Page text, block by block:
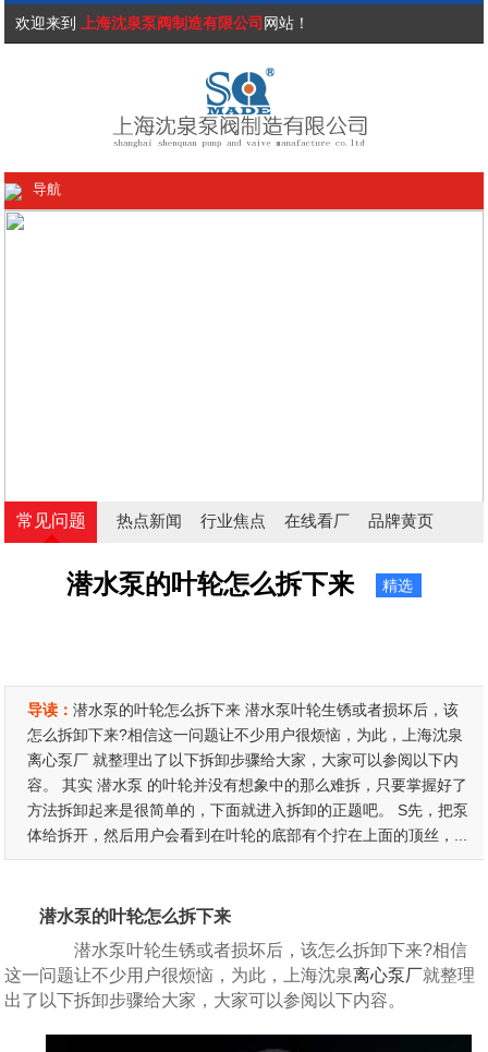
欢迎来到 上海沈泉泵阀制造有限公司 网站！
导航
常见问题 热点新闻 行业焦点 在线看厂 品牌黄页
潜水泵的叶轮怎么拆下来 精选
导读：潜水泵的叶轮怎么拆下来 潜水泵叶轮生锈或者损坏后，该
怎么拆卸下来?相信这一问题让不少用户很烦恼，为此，上海沈泉
离心泵厂 就整理出了以下拆卸步骤给大家，大家可以参阅以下内
容。 其实 潜水泵 的叶轮并没有想象中的那么难拆，只要掌握好了
方法拆卸起来是很简单的，下面就进入拆卸的正题吧。 S先，把泵
体给拆开，然后用户会看到在叶轮的底部有个拧在上面的顶丝，...
潜水泵的叶轮怎么拆下来
潜水泵叶轮生锈或者损坏后，该怎么拆卸下来?相信
这一问题让不少用户很烦恼，为此，上海沈泉离心泵厂就整理
出了以下拆卸步骤给大家，大家可以参阅以下内容。